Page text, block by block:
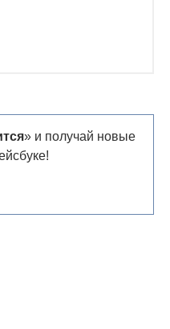
» и получай новые